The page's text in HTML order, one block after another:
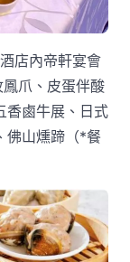
店內帝軒宴會
爪、皮蛋伴酸
香鹵牛展、日式
佛山燻蹄（*餐